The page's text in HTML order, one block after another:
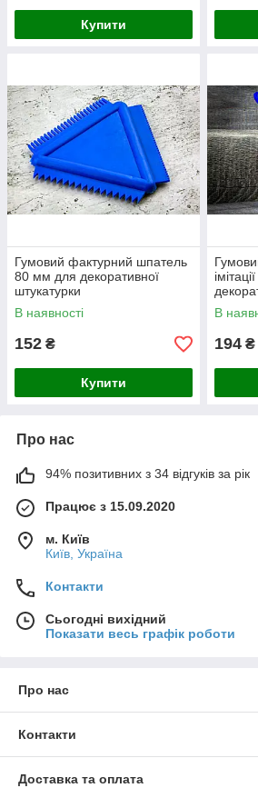
Купити
Гумовий фактурний шпатель
80 мм для декоративної
штукатурки
В наявності
152 ₴
Купити
В
194 ₴
Про нас
94% позитивних з 34 відгуків за рік
Працює з 15.09.2020
м. Київ
Київ, Україна
Контакти
Сьогодні вихідний
Показати весь графік роботи
Про нас
Контакти
Доставка та оплата